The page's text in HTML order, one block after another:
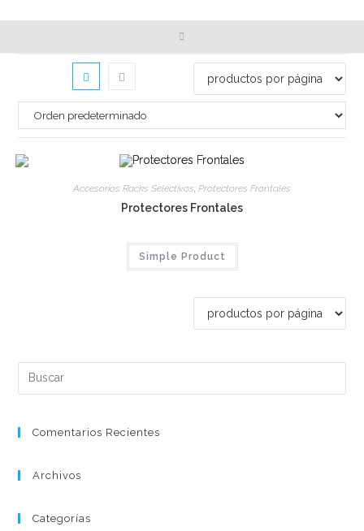
Accesorios Racks Selectivos, Protectores Frontales
Protectores Frontales
Simple Product
Comentarios Recientes
Archivos
Categorías